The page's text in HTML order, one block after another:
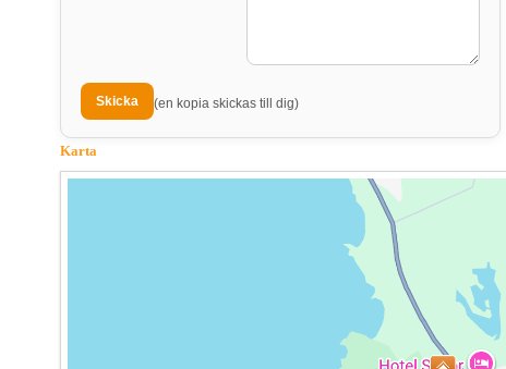
(en kopia skickas till dig)
Karta